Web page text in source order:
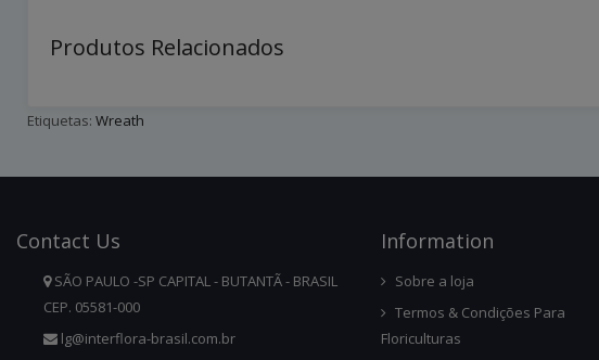
Produtos Relacionados
Etiquetas: Wreath
Contact Us
SÃO PAULO -SP CAPITAL - BUTANTÃ - BRASIL
CEP. 05581-000
lg@interflora-brasil.com.br
InforMation
Sobre a loja
Termos & Condições Para
Floriculturas